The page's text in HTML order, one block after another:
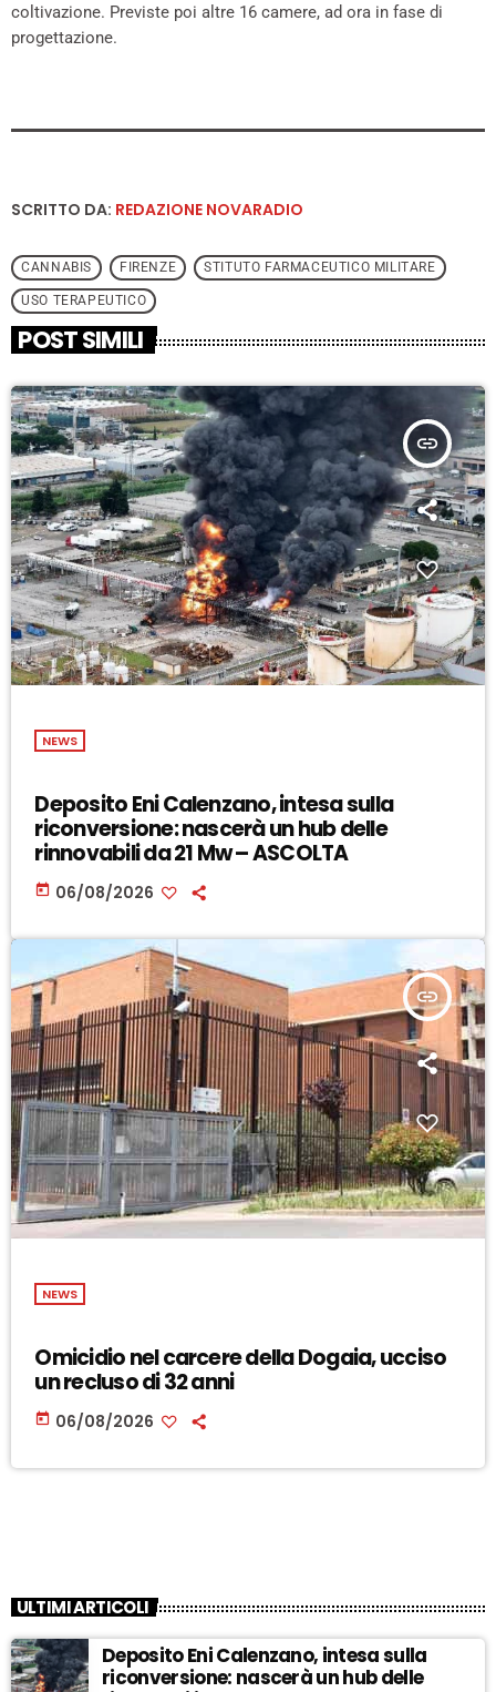
coltivazione. Previste poi altre 16 camere, ad ora in fase di
progettazione.
SCRITTO DA: REDAZIONE NOVARADIO
CANNABIS FIRENZE STITUTO FARMACEUTICO MILITARE
USO TERAPEUTICO
POST SIMILI
insert_link
NEWS
Deposito Eni Calenzano, intesa sulla
riconversione: nascerà un hub delle
rinnovabili da 21 Mw – ASCOLTA
today 06/08/2026
insert_link
NEWS
Omicidio nel carcere della Dogaia, ucciso
un recluso di 32 anni
today 06/08/2026
ULTIMI ARTICOLI
Deposito Eni Calenzano, intesa sulla
riconversione: nascerà un hub delle